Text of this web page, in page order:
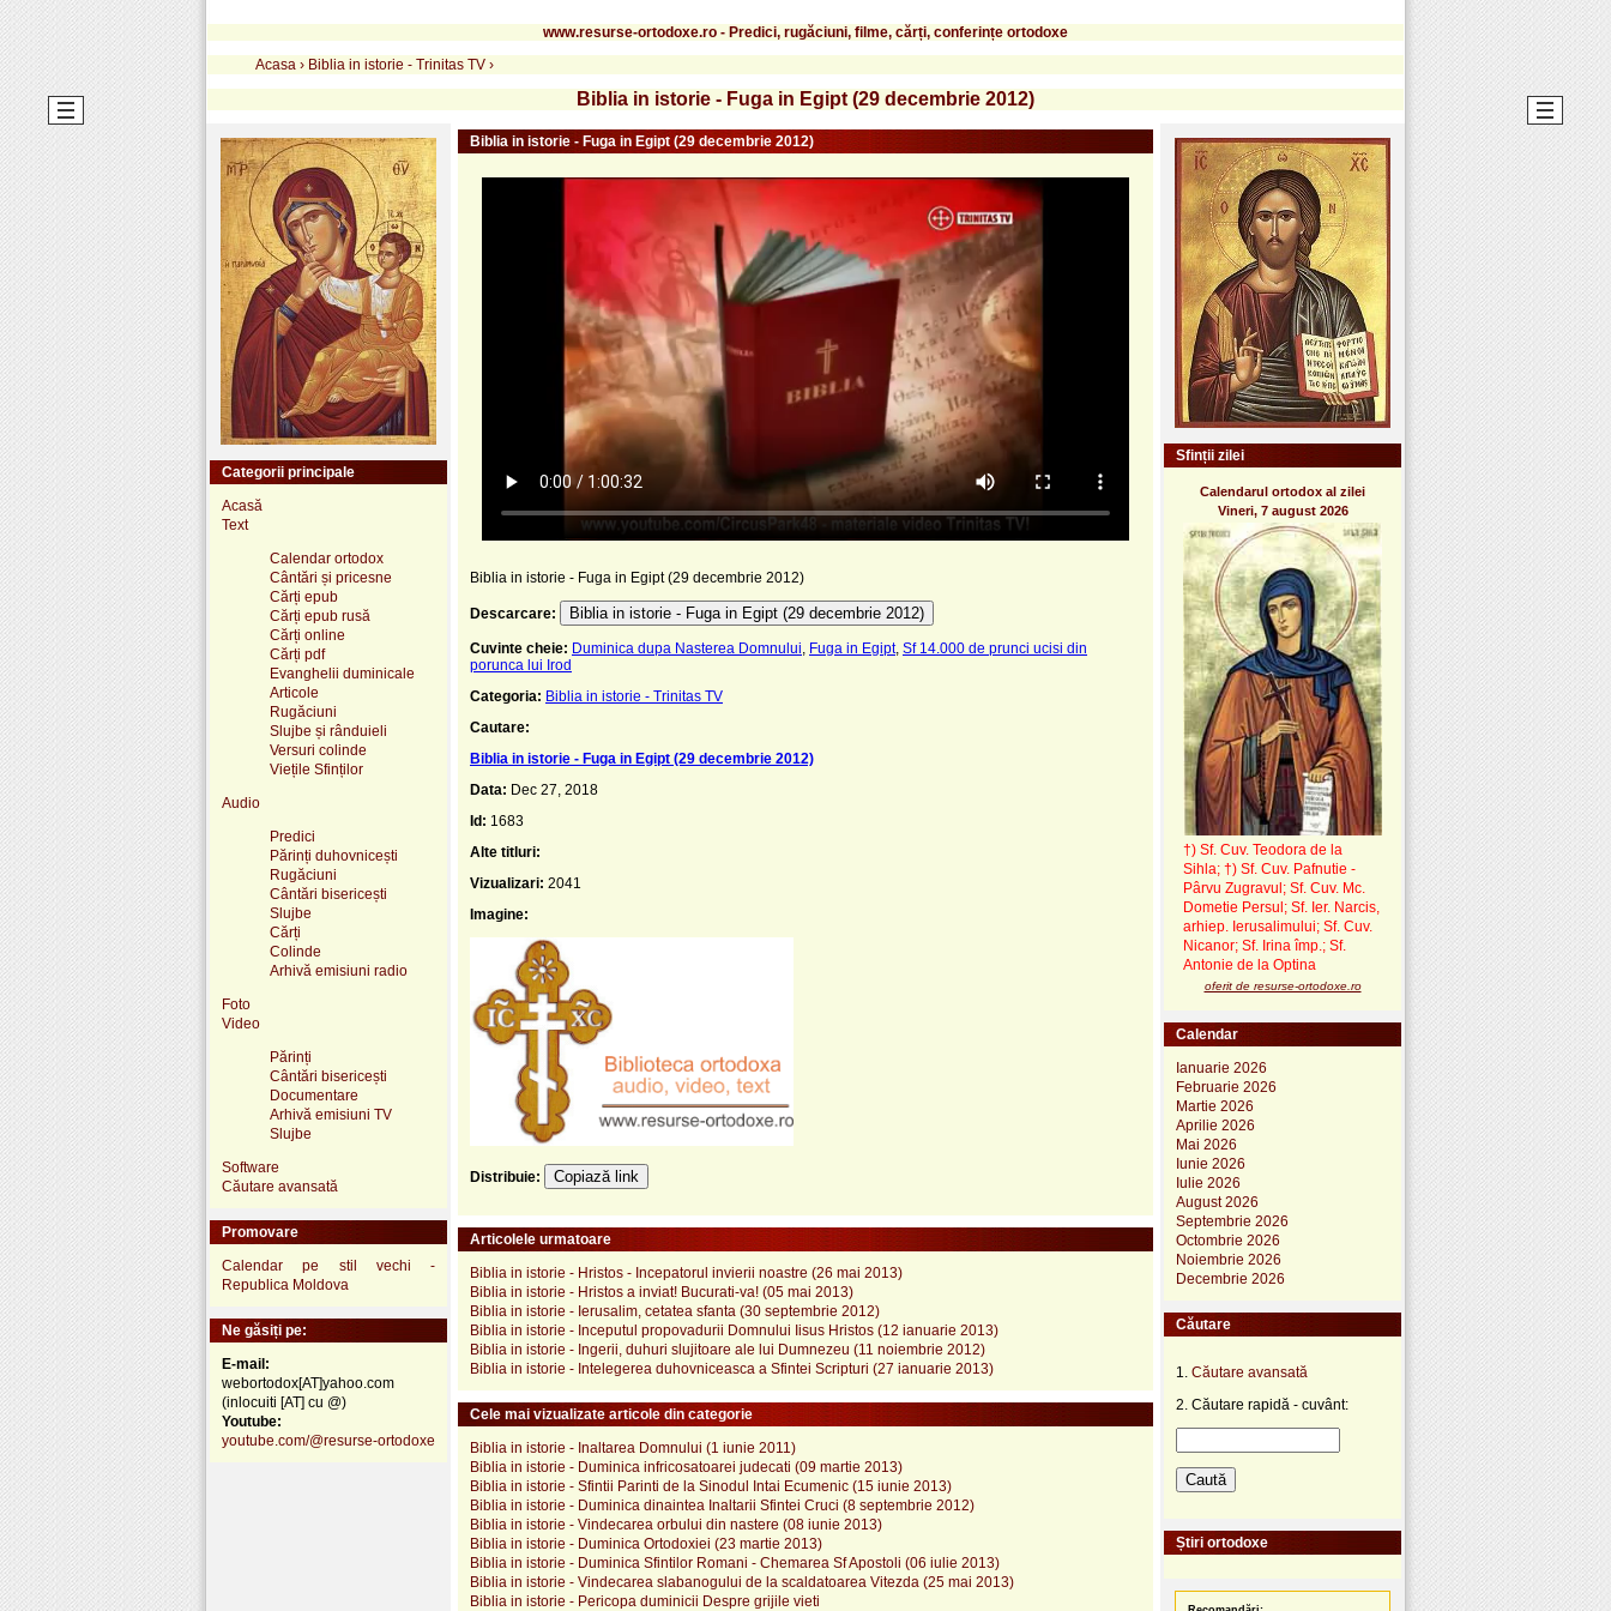
www.resurse-ortodoxe.ro - Predici, rugăciuni, filme, cărți, conferințe ortodoxe
Acasa › Biblia in istorie - Trinitas TV ›
Biblia in istorie - Fuga in Egipt (29 decembrie 2012)
Biblia in istorie - Fuga in Egipt (29 decembrie 2012)
Biblia in istorie - Fuga in Egipt (29 decembrie 2012)
Descarcare: Biblia in istorie - Fuga in Egipt (29 decembrie 2012)
Cuvinte cheie: Duminica dupa Nasterea Domnului, Fuga in Egipt, Sf 14.000 de prunci ucisi din
porunca lui Irod
Categoria: Biblia in istorie - Trinitas TV
Cautare:
Biblia in istorie - Fuga in Egipt (29 decembrie 2012)
Data: Dec 27, 2018
Id: 1683
Alte titluri:
Vizualizari: 2041
Imagine:
Distribuie: Copiază link
Articolele urmatoare
Biblia in istorie - Hristos - Incepatorul invierii noastre (26 mai 2013)
Biblia in istorie - Hristos a inviat! Bucurati-va! (05 mai 2013)
Biblia in istorie - Ierusalim, cetatea sfanta (30 septembrie 2012)
Biblia in istorie - Inceputul propovadurii Domnului Iisus Hristos (12 ianuarie 2013)
Biblia in istorie - Ingerii, duhuri slujitoare ale lui Dumnezeu (11 noiembrie 2012)
Biblia in istorie - Intelegerea duhovniceasca a Sfintei Scripturi (27 ianuarie 2013)
Cele mai vizualizate articole din categorie
Biblia in istorie - Inaltarea Domnului (1 iunie 2011)
Biblia in istorie - Duminica infricosatoarei judecati (09 martie 2013)
Biblia in istorie - Sfintii Parinti de la Sinodul Intai Ecumenic (15 iunie 2013)
Biblia in istorie - Duminica dinaintea Inaltarii Sfintei Cruci (8 septembrie 2012)
Biblia in istorie - Vindecarea orbului din nastere (08 iunie 2013)
Biblia in istorie - Duminica Ortodoxiei (23 martie 2013)
Biblia in istorie - Duminica Sfintilor Romani - Chemarea Sf Apostoli (06 iulie 2013)
Biblia in istorie - Vindecarea slabanogului de la scaldatoarea Vitezda (25 mai 2013)
Biblia in istorie - Pericopa duminicii Despre grijile vieti
Categorii principale
Acasă
Text
Calendar ortodox
Cântări și pricesne
Cărți epub
Cărți epub rusă
Cărți online
Cărți pdf
Evanghelii duminicale
Articole
Rugăciuni
Slujbe și rânduieli
Versuri colinde
Viețile Sfinților
Audio
Predici
Părinți duhovnicești
Rugăciuni
Cântări bisericești
Slujbe
Cărți
Colinde
Arhivă emisiuni radio
Foto
Video
Părinți
Cântări bisericești
Documentare
Arhivă emisiuni TV
Slujbe
Software
Căutare avansată
Promovare
Calendar pe stil vechi -
Republica Moldova
Ne găsiți pe:
E-mail:
webortodox[AT]yahoo.com
(inlocuiti [AT] cu @)
Youtube:
youtube.com/@resurse-ortodoxe
Sfinții zilei
Calendarul ortodox al zilei
Vineri, 7 august 2026
†) Sf. Cuv. Teodora de la
Sihla; †) Sf. Cuv. Pafnutie -
Pârvu Zugravul ; Sf. Cuv. Mc.
Dometie Persul; Sf. Ier. Narcis,
arhiep. Ierusalimului; Sf. Cuv.
Nicanor; Sf. Irina împ.; Sf.
Antonie de la Optina
oferit de resurse-ortodoxe.ro
Calendar
Ianuarie 2026
Februarie 2026
Martie 2026
Aprilie 2026
Mai 2026
Iunie 2026
Iulie 2026
August 2026
Septembrie 2026
Octombrie 2026
Noiembrie 2026
Decembrie 2026
Căutare
1. Căutare avansată
2. Căutare rapidă - cuvânt:
Știri ortodoxe